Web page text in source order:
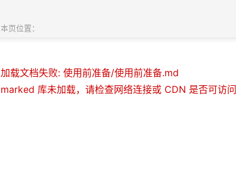
加载文档失败: 使用前准备/使用前准备.md
marked 库未加载，请检查网络连接或 CDN 是否可访问